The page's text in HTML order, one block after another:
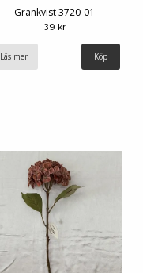
Grankvist 3720-01
39 kr
Läs mer